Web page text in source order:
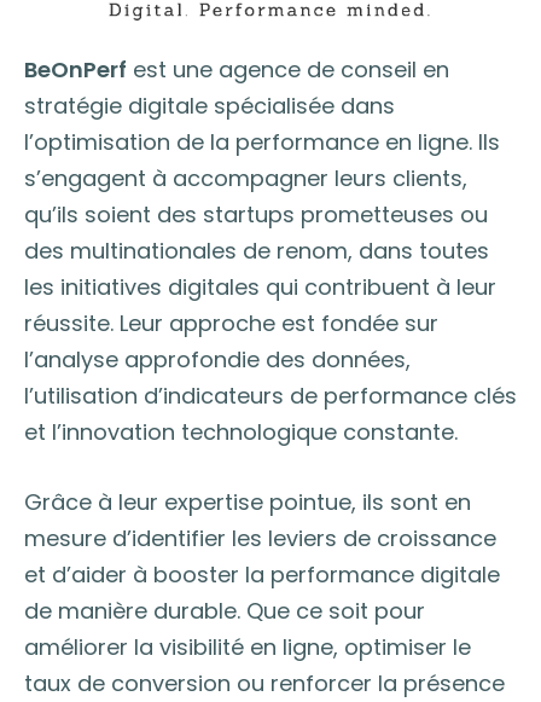
BeOnPerf est une agence de conseil en
stratégie digitale spécialisée dans
l’optimisation de la performance en ligne. Ils
s’engagent à accompagner leurs clients,
qu’ils soient des startups prometteuses ou
des multinationales de renom, dans toutes
les initiatives digitales qui contribuent à leur
réussite. Leur approche est fondée sur
l’analyse approfondie des données,
l’utilisation d’indicateurs de performance clés
et l’innovation technologique constante.
Grâce à leur expertise pointue, ils sont en
mesure d’identifier les leviers de croissance
et d’aider à booster la performance digitale
de manière durable. Que ce soit pour
améliorer la visibilité en ligne, optimiser le
taux de conversion ou renforcer la présence